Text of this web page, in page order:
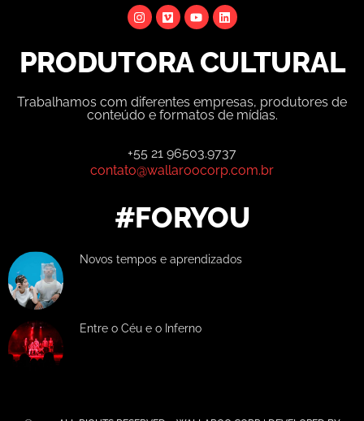
PRODUTORA CULTURAL
Trabalhamos com diferentes empresas, produtores de
conteúdo e formatos de mídias.
+55 21 96503.9737
contato@wallaroocorp.com.br
#FORYOU
Novos tempos e aprendizados
Entre o Céu e o Inferno